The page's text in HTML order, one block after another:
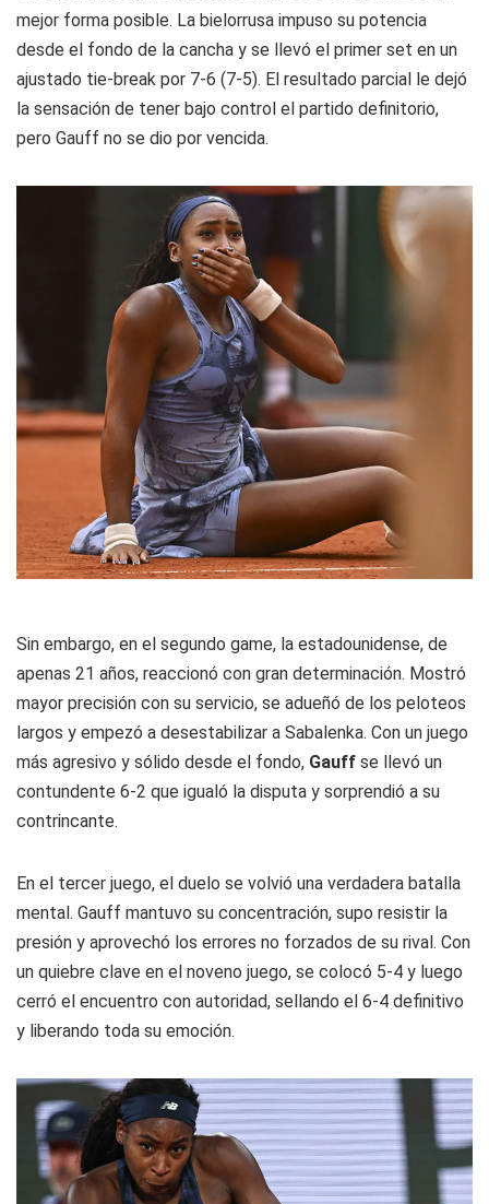
mejor forma posible. La bielorrusa impuso su potencia
desde el fondo de la cancha y se llevó el primer set en un
ajustado tie-break por 7-6 (7-5). El resultado parcial le dejó
la sensación de tener bajo control el partido definitorio,
pero Gauff no se dio por vencida.
Sin embargo, en el segundo game, la estadounidense, de
apenas 21 años, reaccionó con gran determinación. Mostró
mayor precisión con su servicio, se adueñó de los peloteos
largos y empezó a desestabilizar a Sabalenka. Con un juego
más agresivo y sólido desde el fondo, Gauff se llevó un
contundente 6-2 que igualó la disputa y sorprendió a su
contrincante.
En el tercer juego, el duelo se volvió una verdadera batalla
mental. Gauff mantuvo su concentración, supo resistir la
presión y aprovechó los errores no forzados de su rival. Con
un quiebre clave en el noveno juego, se colocó 5-4 y luego
cerró el encuentro con autoridad, sellando el 6-4 definitivo
y liberando toda su emoción.